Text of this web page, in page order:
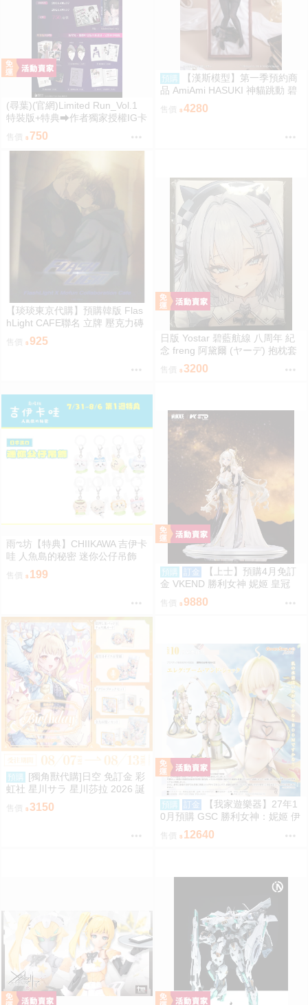
(尋葉)(官網)Limited Run_Vol.1
特裝版+特典⮕作者獨家授權IG卡
*1、作者獨家授權透卡*1(9/7預購
結束後將不提供) 26年11月預購
750
預購
【漢斯模型】第一季預約商
品 AmiAmi HASUKI 神貓跳動 碧
藍航線 聖路易斯 抱枕圖原畫 1/6
PVC
4280
【琰琰東京代購】預購韓版 Flas
hLight CAFE聯名 立牌 壓克力磚
小卡 19R 明信片組 插圖卡組 收
藏冊 艾倫 有鎮
售價 925
日版 Yostar 碧藍航線 八周年 紀
念 freng 阿黛爾 (ヤーデ) 抱枕套
售價 3200
雨ಌ坊【特典】CHIIKAWA 吉伊卡
哇 人魚島的秘密 迷你公仔吊飾
（吉伊、小八、烏薩奇、小桃、
栗子、師傅、古本、獅薩）
售價 199 預購 訂金
【上士】預購4月免訂
金 VKEND 勝利女神 妮姬 皇冠
榮耀之花 1/4 附特典 1025
售價 9880
預購
[獨角獸代購]日空 免訂金 彩
虹社 星川サラ 星川莎拉 2026 誕
生日記念 套組 にじさんじ 預購
售價 3150 預購 訂金
【我家遊樂器】27年1
0月預購 GSC 勝利女神：妮姬 伊
萊格：BOOM與驚嚇 1/4完成品
售價 12640